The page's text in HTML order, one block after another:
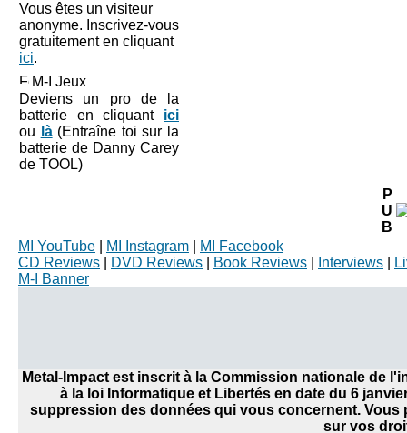
Vous êtes un visiteur
anonyme. Inscrivez-vous
gratuitement en cliquant
ici.
M-I Jeux
Deviens un pro de la
batterie en cliquant ici
ou
là(Entraîne toi sur la
batterie de Danny Carey
de TOOL)
P
U
B
MI YouTube
MI Instagram
MI Facebook
CD Reviews
DVD Reviews Book Reviews Interviews
M-I Banner
Metal-Impact est inscrit à la Commission nationale de
à la loi Informatique et Libertés en date du 6
suppression des données qui vous concernent.
sur vos